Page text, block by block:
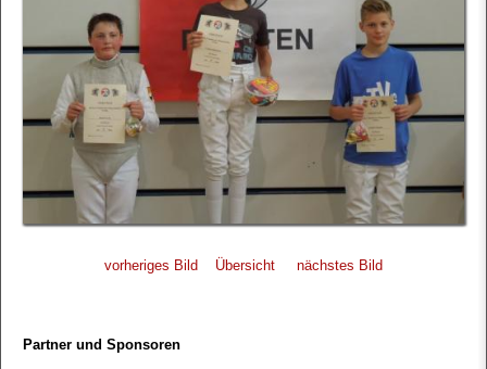
vorheriges Bild Übersicht nächstes Bild
Partner und Sponsoren